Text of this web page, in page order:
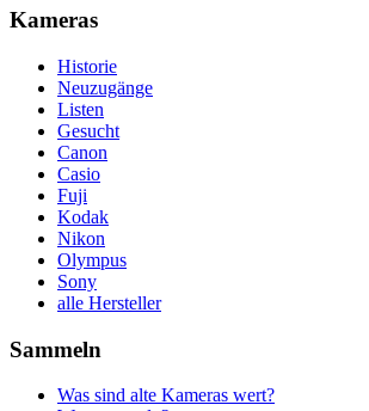
Kameras
Historie
Neuzugänge
Listen
Gesucht
Canon
Casio
Fuji
Kodak
Nikon
Olympus
Sony
alle Hersteller
Sammeln
Was sind alte Kameras wert?